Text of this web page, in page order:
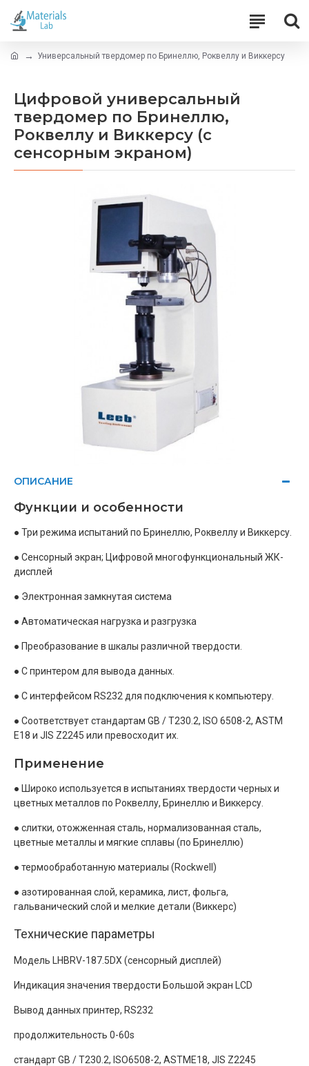
Универсальный твердомер по Бринеллю, Роквеллу и Виккерсу
Цифровой универсальный
твердомер по Бринеллю,
Роквеллу и Виккерсу (с
сенсорным экраном)
ОПИСАНИЕ
Функции и особенности
● Три режима испытаний по Бринеллю, Роквеллу и Виккерсу.
● Сенсорный экран; Цифровой многофункциональный ЖК-
дисплей
● Электронная замкнутая система
● Автоматическая нагрузка и разгрузка
● Преобразование в шкалы различной твердости.
● С принтером для вывода данных.
● С интерфейсом RS232 для подключения к компьютеру.
● Соответствует стандартам GB / T230.2, ISO 6508-2, ASTM
E18 и JIS Z2245 или превосходит их.
Применение
● Широко используется в испытаниях твердости черных и
цветных металлов по Роквеллу, Бринеллю и Виккерсу.
● слитки, отожженная сталь, нормализованная сталь,
цветные металлы и мягкие сплавы (по Бринеллю)
● термообработанную материалы (Rockwell)
● азотированная слой, керамика, лист, фольга,
гальванический слой и мелкие детали (Виккерс)
Технические параметры
Модель LHBRV-187.5DX (сенсорный дисплей)
Индикация значения твердости Большой экран LCD
Вывод данных принтер, RS232
продолжительность 0-60s
стандарт GB / T230.2, ISO6508-2, ASTME18, JIS Z2245